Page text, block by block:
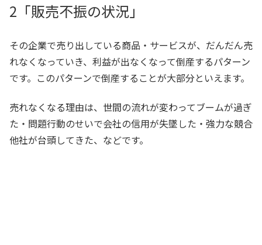
2「販売不振の状況」
その企業で売り出している商品・サービスが、だんだん売
れなくなっていき、利益が出なくなって倒産するパターン
です。このパターンで倒産することが大部分といえます。
売れなくなる理由は、世間の流れが変わってブームが過ぎ
た・問題行動のせいで会社の信用が失墜した・強力な競合
他社が台頭してきた、などです。